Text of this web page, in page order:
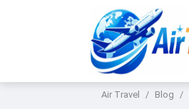
Air Travel Blog